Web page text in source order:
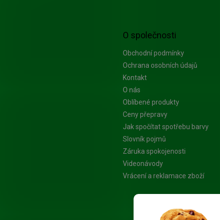
O společnosti
Obchodní podmínky
Ochrana osobních údajů
Kontakt
O nás
Oblíbené produkty
Ceny přepravy
Jak spočítat spotřebu barvy
Slovník pojmů
Záruka spokojenosti
Videonávody
Vrácení a reklamace zboží